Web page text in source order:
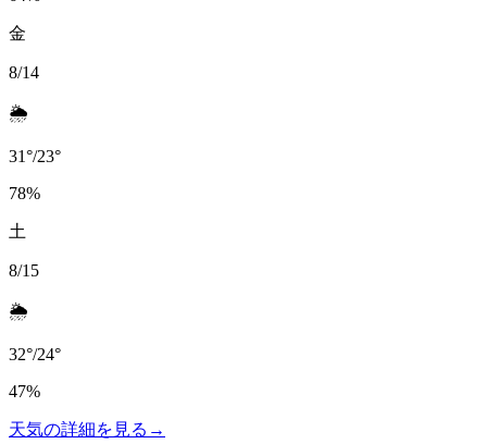
金
8/14
🌦️
31°/23°
78%
土
8/15
🌦️
32°/24°
47%
天気の詳細を見る →